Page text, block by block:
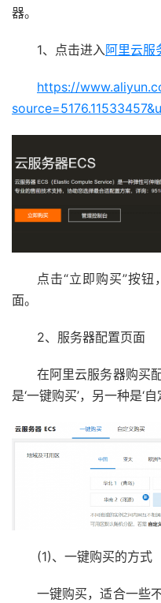
器。
1、点击进入阿里云服
https://
点击“立即购买”按
面。
2、服务器配置页面
在阿里云服务器购买
是‘一键购买’，另一种是‘自
(1)、一键购买的方式
一键购买，适合一些